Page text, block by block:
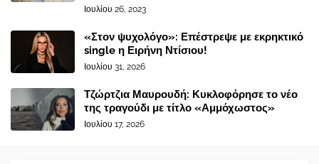
Ιουλίου 26, 2023
«Στον ψυχολόγο»: Επέστρεψε με εκρηκτικό
single η Ειρήνη Ντίσιου!
Ιουλίου 31, 2026
Τζώρτζια Μαυρουδή: Κυκλοφόρησε το νέο
της τραγούδι με τίτλο «Αμμόχωστος»
Ιουλίου 17, 2026